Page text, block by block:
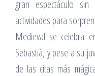
gran espectáculo
actividades para
Medieval se celebra
Sebastià, y pese a su
de las citas más